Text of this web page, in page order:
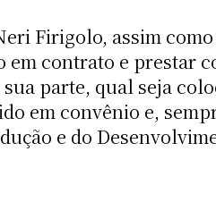
Firigolo, assim
contrato e prestar
parte, qual seja
em convênio e,
e do